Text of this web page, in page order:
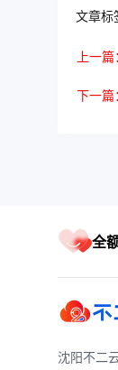
文章标
上一
下一篇
全
沈阳不二